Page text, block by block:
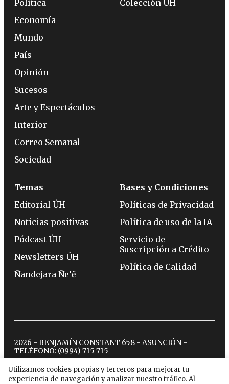
Utilizamos cookies propias y terceros para mejorar tu
experiencia de navegación y analizar nuestro tráfico. Al
Política
Economía
Mundo
País
Opinión
Sucesos
Arte y Espectáculos
Interior
Correo Semanal
Sociedad
Colección ÚH
Temas
Editorial ÚH
Noticias positivas
Pódcast ÚH
Newsletters ÚH
Ñandejara Ñe’ẽ
Bases y Condiciones
Políticas de Privacidad
Política de uso de la IA
Servicio de
Suscripción a Crédito
Política de Calidad
2026 - BENJAMÍN CONSTANT 658 - ASUNCIÓN -
TELÉFONO: (0994) 715 715